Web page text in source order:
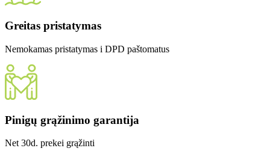
Greitas pristatymas
Nemokamas pristatymas i DPD paštomatus
Pinigų grąžinimo garantija
Net 30d. prekei grąžinti